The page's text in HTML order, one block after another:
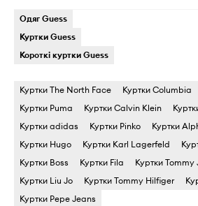
Одяг Guess
Куртки Guess
Короткі куртки Guess
Куртки The North Face Куртки Columbia
Куртки Puma
Куртки Calvin Klein
Куртки adidas
Куртки Pinko
Куртки
Куртки Hugo
Куртки Karl Lagerfeld
Куртки Boss
Куртки Fila Куртки Tommy
Куртки Liu Jo
Куртки Tommy Hilfiger
Куртки Pepe Jeans